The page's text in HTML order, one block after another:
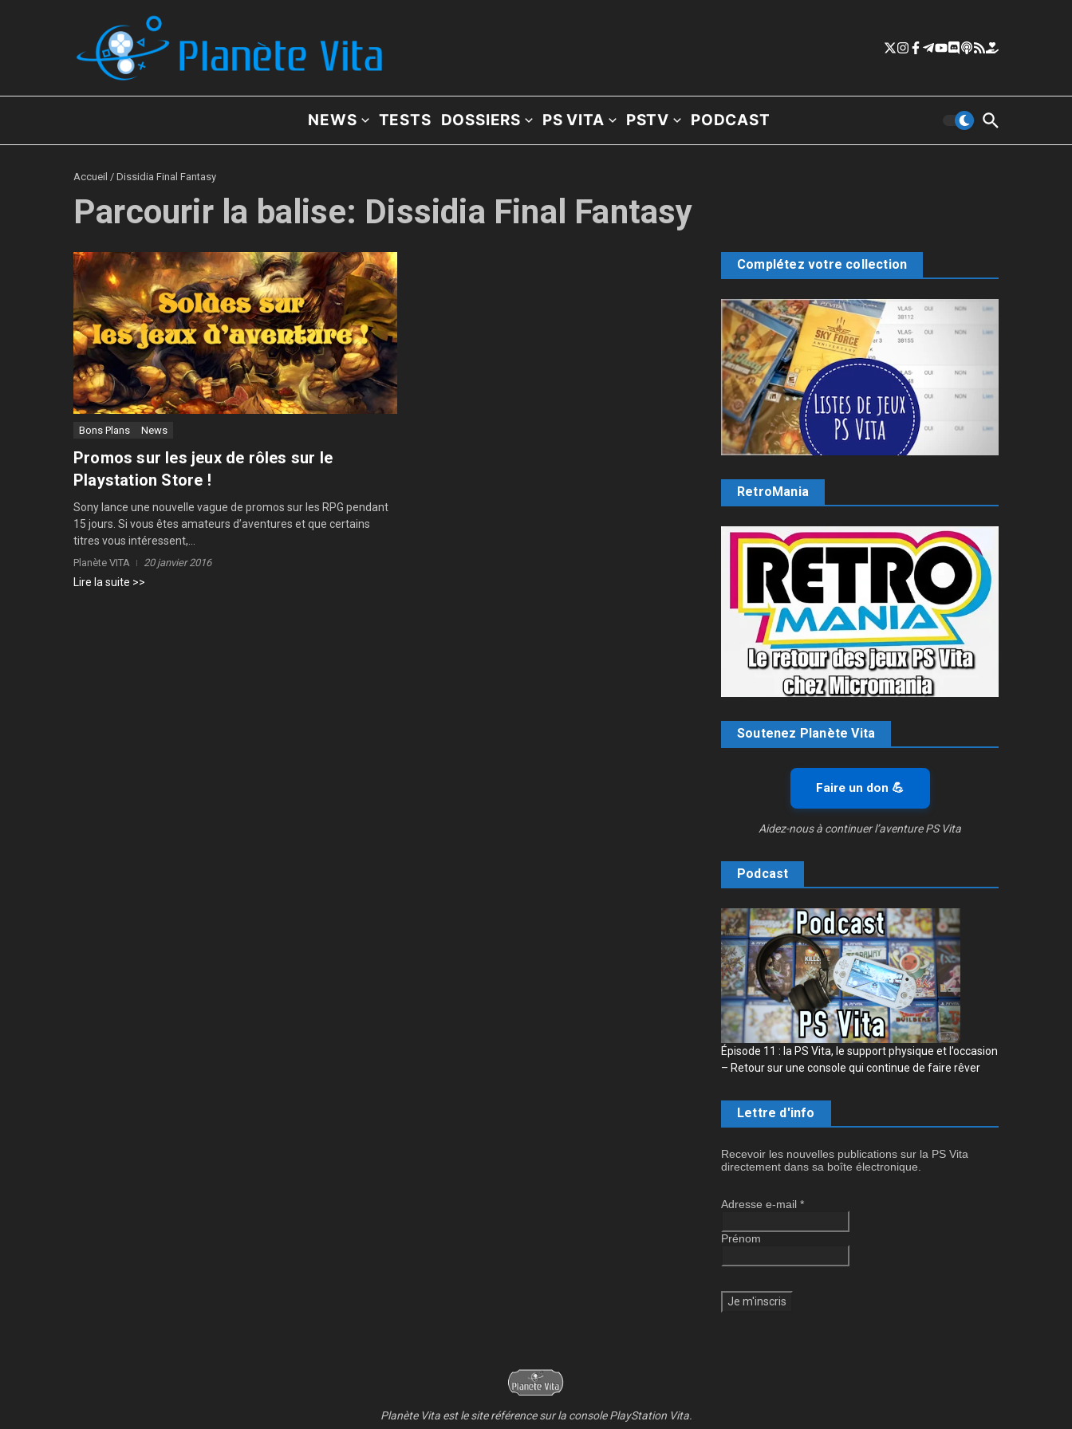
NEWS TESTS DOSSIERS PS VITA PSTV PODCAST
Accueil / Dissidia Final Fantasy
Parcourir la balise: Dissidia Final Fantasy
Bons Plans News
Promos sur les jeux de rôles sur le
Playstation Store !
Sony lance une nouvelle vague de promos sur les RPG pendant
15 jours. Si vous êtes amateurs d’aventures et que certains
titres vous intéressent,...
Planète VITA 20 janvier 2016
Lire la suite >>
Complétez votre collection
RetroMania
Soutenez Planète Vita
Faire un don 💪
Aidez-nous à continuer l’aventure PS Vita
Podcast
Épisode 11 : la PS Vita, le support physique et l’occasion
– Retour sur une console qui continue de faire rêver
Lettre d'info
Recevoir les nouvelles publications sur la PS Vita
directement dans sa boîte électronique.
Adresse e-mail *
Prénom
Planète Vita est le site référence sur la console PlayStation Vita.